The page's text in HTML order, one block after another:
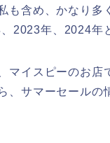
も含め、かなり多
2023年、2024年
マイスピーのお店
、サマーセールの